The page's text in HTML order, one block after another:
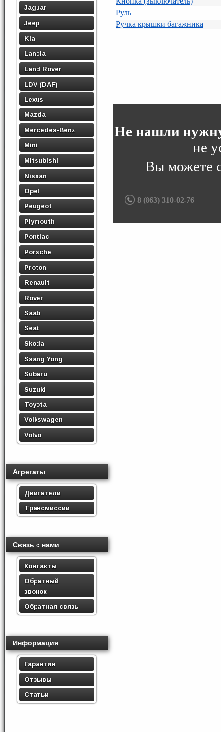
Jaguar
Jeep
Kia
Lancia
Land Rover
LDV (DAF)
Lexus
Mazda
Mercedes-Benz
Mini
Mitsubishi
Nissan
Opel
Peugeot
Plymouth
Pontiac
Porsche
Proton
Renault
Rover
Saab
Seat
Skoda
Ssang Yong
Subaru
Suzuki
Toyota
Volkswagen
Volvo
Агрегаты
Двигатели
Трансмиссии
Связь с нами
Контакты
Обратный
звонок
Обратная связь
Информация
Гарантия
Отзывы
Статьи
Руль
Ручка крышки багажника
Не нашли
не
Вы можете
8 (863) 310-02-76